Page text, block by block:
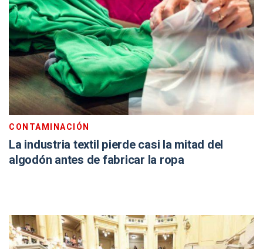
CONTAMINACIÓN
La industria textil pierde casi la mitad del
algodón antes de fabricar la ropa